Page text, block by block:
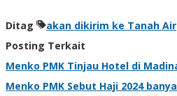
Ditag akan dikirim ke Tanah Air
Posting Terkait
Menko PMK Tinjau Hotel di
Menko PMK Sebut Haji 2024